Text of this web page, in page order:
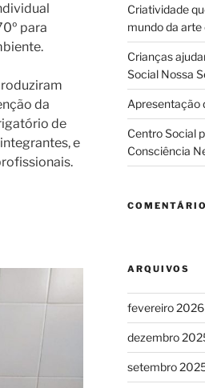
para
da
de
e
Criatividade
mundo da
Crianças
Social Nossa
Apresentação
Centro Social
Consciência
ARQUIVOS
fevereiro 2026
dezembro
setembro